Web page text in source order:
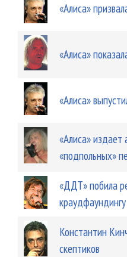
«Алиса»
«Алиса»
«Алиса»
«Алиса» издает
«подпольных»
«ДДТ» побила
краудфаундингу
Константин
скептиков